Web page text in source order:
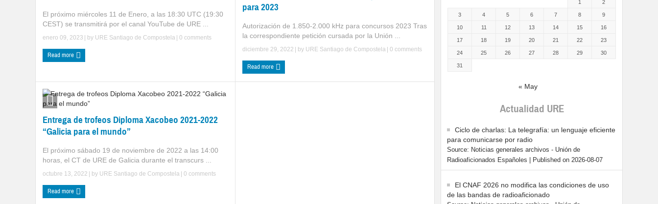
El próximo miércoles 11 de Enero, a las 18:30 UTC (19:30
CEST) se transmitirá por el canal YouTube de URE ...
enero 09, 2023 | by URE Santiago de Compostela 0 comments
Read more
para 2023
Autorización de 1.850-2.000 kHz para concursos 2023 Tras
la correspondiente petición cursada por la Unión ...
diciembre 29, 2022 | by URE Santiago de Compostela 0 comments
Read more
Entrega de trofeos Diploma Xacobeo 2021-2022
“Galicia para el mundo”
El próximo sábado 19 de noviembre de 2022 a las 14:00
horas, el CT de URE de Galicia durante el transcurs ...
octubre 13, 2022 | by URE Santiago de Compostela 0 comments
Read more
1 2
3 4 5 6 7 8 9
10 11 12 13 14 15 16
17 18 19 20 21 22 23
24 25 26 27 28 29 30
31
« May
Actualidad URE
Ciclo de charlas: La telegrafía: un lenguaje eficiente
para comunicarse por radio
Source: Noticias generales archivos - Unión de
Radioaficionados Españoles
Published on 2026-08-07
El CNAF 2026 no modifica las condiciones de uso
de las bandas de radioaficionado